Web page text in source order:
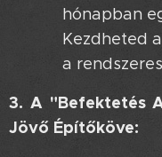
hónapban
Kezdheted
a
3. A "Befektetés
Jövő Építőköve: